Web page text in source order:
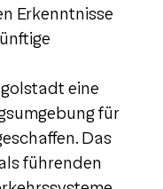
Erkenntnisse
eine
für
Das
führenden